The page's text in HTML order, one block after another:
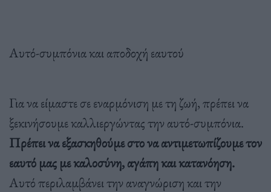
Αυτό-συμπόνια και αποδοχή εαυτού
Για να είμαστε σε εναρμόνιση με τη ζωή, πρέπει να
ξεκινήσουμε καλλιεργώντας την αυτό-συμπόνια.
Πρέπει να εξασκηθούμε στο να αντιμετωπίζουμε τον
εαυτό μας με καλοσύνη, αγάπη και κατανόηση.
Αυτό περιλαμβάνει την αναγνώριση και την